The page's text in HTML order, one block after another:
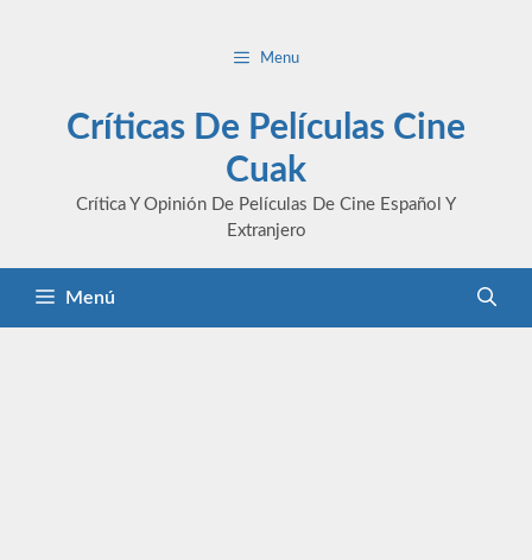
Menu
Críticas De Películas Cine
Cuak
Crítica Y Opinión De Películas De Cine Español Y
Extranjero
Menú